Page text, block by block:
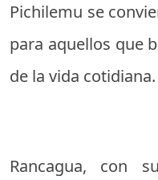
Pichilemu se
para aquellos que
de la vida cotidiana.
Rancagua, con